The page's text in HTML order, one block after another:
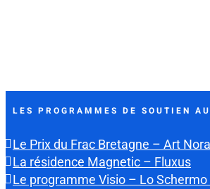
LES PROGRAMMES DE SOUTIEN
Le Prix du Frac Bretagne – Art
La résidence Magnetic – Fluxus
Le programme Visio – Lo Schermo